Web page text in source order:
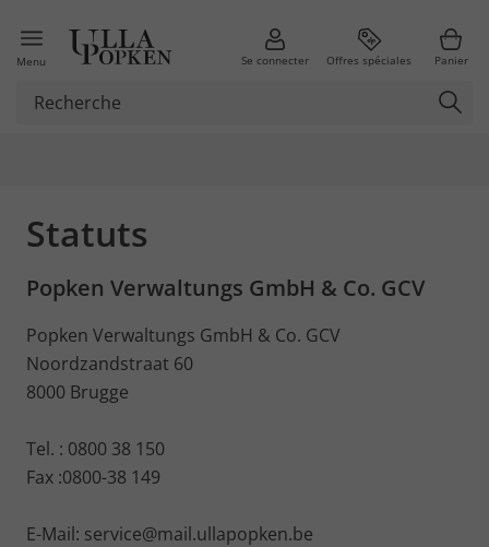
Menu Se connecter Offres spéciales Panier
Statuts
Popken Verwaltungs GmbH & Co. GCV
Popken Verwaltungs GmbH & Co. GCV
Noordzandstraat 60
8000 Brugge
Tel. : 0800 38 150
Fax :0800-38 149
E-Mail: service@mail.ullapopken.be